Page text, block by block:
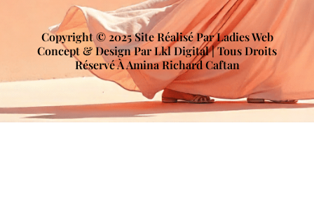
Copyright © 2025 Site Réalisé Par Ladies Web
Concept & Design Par Lkl Digital | Tous Droits
Réservé À Amina Richard Caftan